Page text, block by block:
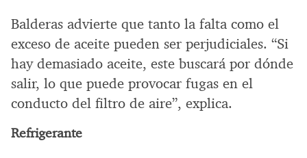
Balderas advierte que tanto la falta como el
exceso de aceite pueden ser perjudiciales. “Si
hay demasiado aceite, este buscará por dónde
salir, lo que puede provocar fugas en el
conducto del filtro de aire”, explica.
Refrigerante